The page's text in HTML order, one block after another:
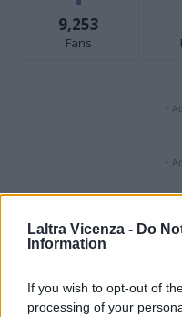
Laltra Vicenza - Do
Information
If you wish to opt-out of
processing of your
9,253
Fans
-
-